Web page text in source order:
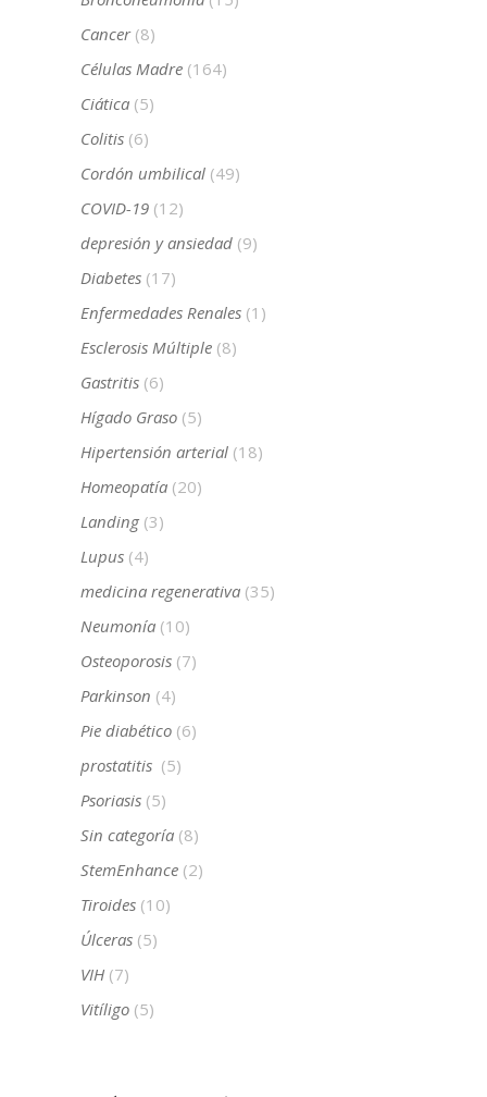
Cancer(8)
Células Madre (164)
Ciática (5)
Colitis (6)
Cordón umbilical (49)
COVID-19 (12)
depresión y ansiedad (9)
Diabetes (17)
Enfermedades Renales (1)
Esclerosis Múltiple (8)
Gastritis (6)
Hígado Graso (5)
Hipertensión arterial (18)
Homeopatía (20)
Landing (3)
Lupus (4)
medicina regenerativa (35)
Neumonía (10)
Osteoporosis (7)
Parkinson (4)
Pie diabético (6)
prostatitis (5)
Psoriasis (5)
Sin categoría (8)
StemEnhance (2)
Tiroides (10)
Úlceras (5)
VIH (7)
Vitíligo (5)